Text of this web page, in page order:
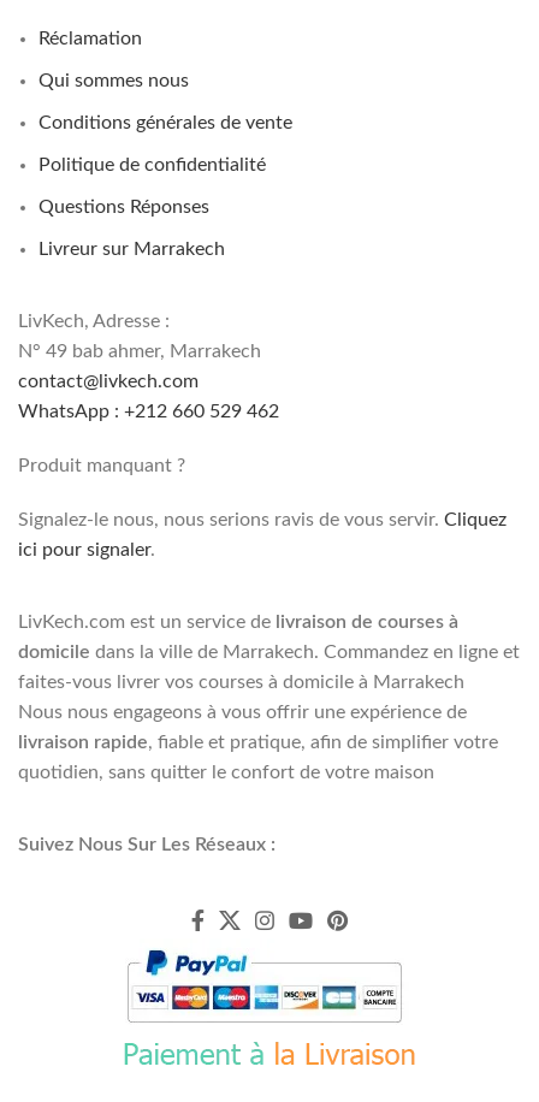
Réclamation
Qui sommes nous
Conditions générales de vente
Politique de confidentialité
Questions Réponses
Livreur sur Marrakech
LivKech, Adresse :
N° 49 bab ahmer, Marrakech
contact@livkech.com
WhatsApp : +212 660 529 462
Produit manquant ?
Signalez-le nous, nous serions ravis de vous servir. Cliquez
ici pour signaler.
LivKech.com est un service de livraison de courses à
domicile dans la ville de Marrakech. Commandez en ligne et
faites-vous livrer vos courses à domicile à Marrakech
Nous nous engageons à vous offrir une expérience de
livraison rapide, fiable et pratique, afin de simplifier votre
quotidien, sans quitter le confort de votre maison
Suivez Nous Sur Les Réseaux :